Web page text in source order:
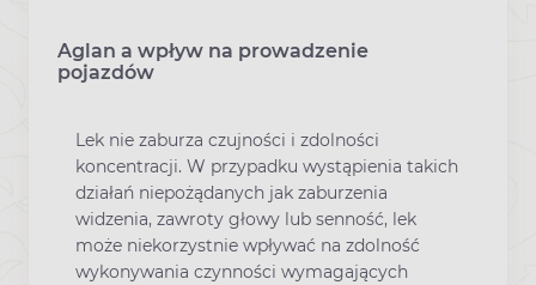
Aglan a wpływ na prowadzenie
pojazdów
Lek nie zaburza czujności i zdolności
koncentracji. W przypadku wystąpienia takich
działań niepożądanych jak zaburzenia
widzenia, zawroty głowy lub senność, lek
może niekorzystnie wpływać na zdolność
wykonywania czynności wymagających